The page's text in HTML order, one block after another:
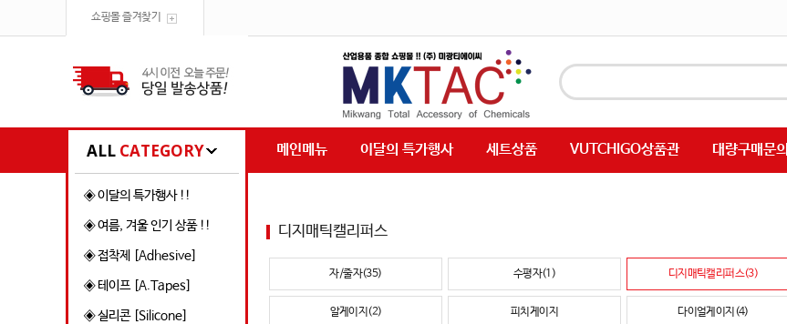
쇼핑몰 즐겨찾기
ALL CATEGORY 메인메뉴 이달의 특가행사 세트상품 VUTCHIGO상품관 대량구매문의
◈ 이달의 특가행사 !!
◈ 여름, 겨울 인기 상품 !!
◈ 접착제 [Adhesive]
◈ 테이프 [A.Tapes]
◈ 실리콘 [Silicone]
디지매틱캘리퍼스
자/줄자(35) 수평자(1) 디지매틱캘리퍼스(3)
알게이지(2) 피치게이지 다이얼게이지(4)